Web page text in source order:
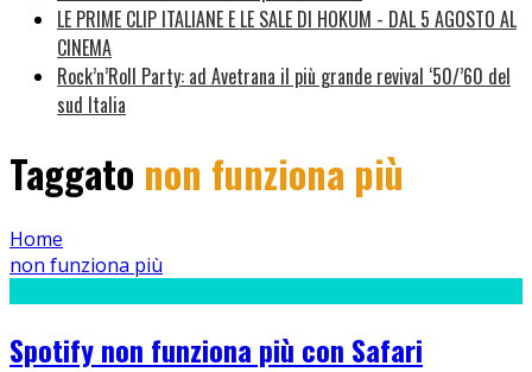
LE PRIME CLIP ITALIANE E LE SALE DI HOKUM - DAL 5 AGOSTO AL
CINEMA
Rock’n’Roll Party: ad Avetrana il più grande revival ‘50/’60 del
sud Italia
Taggato non funziona più
Home
non funziona più
Spotify non funziona più con Safari